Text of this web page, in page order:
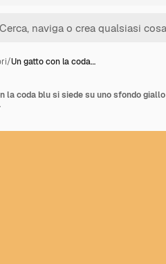
/Un gatto con la coda…
la coda blu si siede su uno sfondo giallo